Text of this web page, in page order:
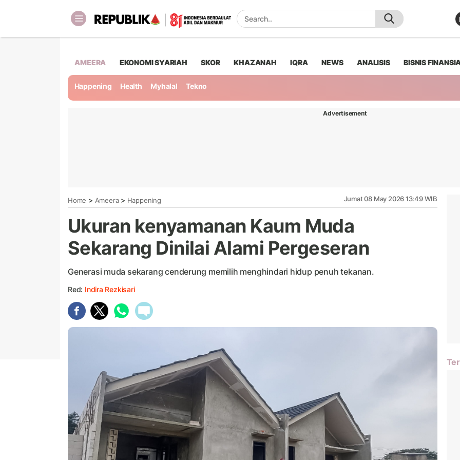
AMEERA EKONOMI SYARIAH SKOR KHAZANAH IQRA NEWS ANALISIS BISNIS
Happening Health Myhalal Tekno
Advertisement
Home > Ameera> Happening Jumat 08 May 2026 13:49 WIB
Ukuran kenyamanan Kaum Muda
Sekarang Dinilai Alami Pergeseran
Generasi muda sekarang cenderung memilih menghindari hidup penuh tekanan.
Red: Indira Rezkisari